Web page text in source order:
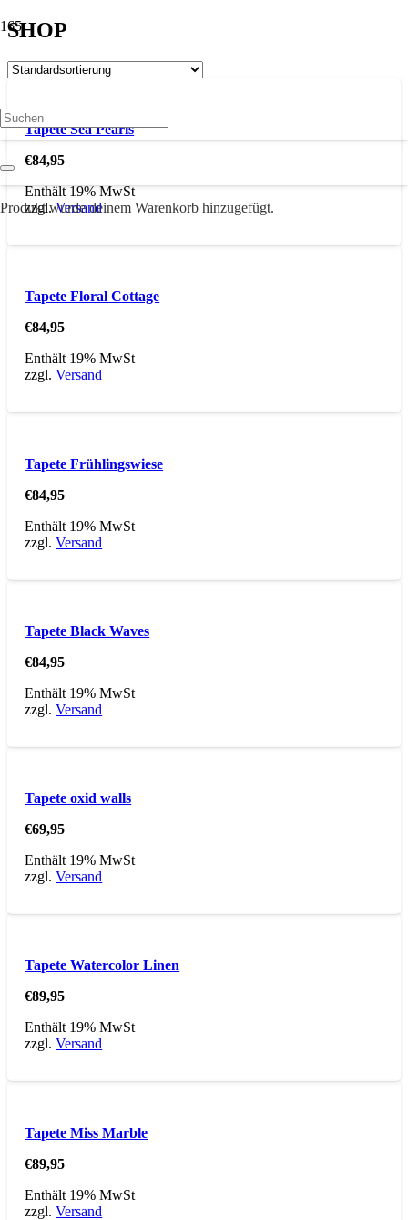
Produktwurde deinem Warenkorb hinzugefügt.
SHOP
Tapete Sea Pearls
€84,95
Enthält 19% MwSt
zzgl.Versand
Tapete Floral Cottage
€84,95
Enthält 19% MwSt
zzgl.Versand
Tapete Frühlingswiese
€84,95
Enthält 19% MwSt
zzgl.Versand
Tapete Black Waves
€84,95
Enthält 19% MwSt
zzgl.Versand
Tapete oxid walls
€69,95
Enthält 19% MwSt
zzgl.Versand
Tapete Watercolor Linen
€89,95
Enthält 19% MwSt
zzgl.Versand
Tapete Miss Marble
€89,95
Enthält 19% MwSt
zzgl.Versand